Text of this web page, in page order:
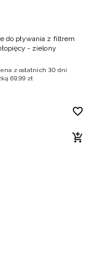
do pływania z filtrem
- zielony
z ostatnich 30 dni
69,99 zł